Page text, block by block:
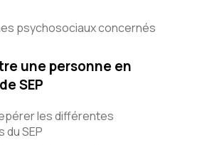
psychosociaux concernés
une personne en
SEP
les différentes
SEP